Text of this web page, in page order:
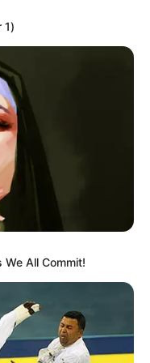
que le
bien informado, por
de Alerta.
BOLÍVAR
1)
All Commit!